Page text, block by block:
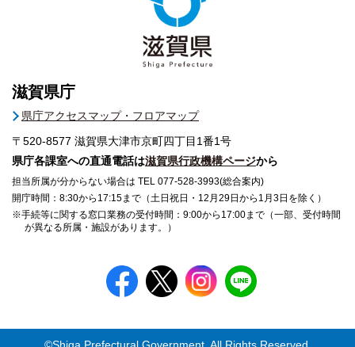
滋賀県庁
県庁アクセスマップ・フロアマップ
〒520-8577 滋賀県大津市京町四丁目1番1号
県庁各課室への直通電話は滋賀県行政機構ページから
担当所属が分からない場合は TEL 077-528-3993(総合案内)
開庁時間：8:30から17:15まで（土日祝日・12月29日から1月3日を除く）
※手続等に関する窓口業務の受付時間：9:00から17:00まで（一部、受付時間
が異なる所属・施設があります。）
©Shiga Prefectural Government. All Rights Reserved.